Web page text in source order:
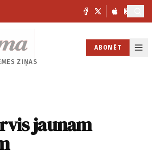
ZIŅAS
ABONĒT
jaunam